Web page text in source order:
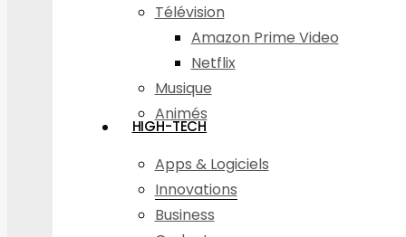
Télévision
Amazon Prime Video
Netflix
Musique
Animés
HIGH-TECH
Apps & Logiciels
Innovations
Business